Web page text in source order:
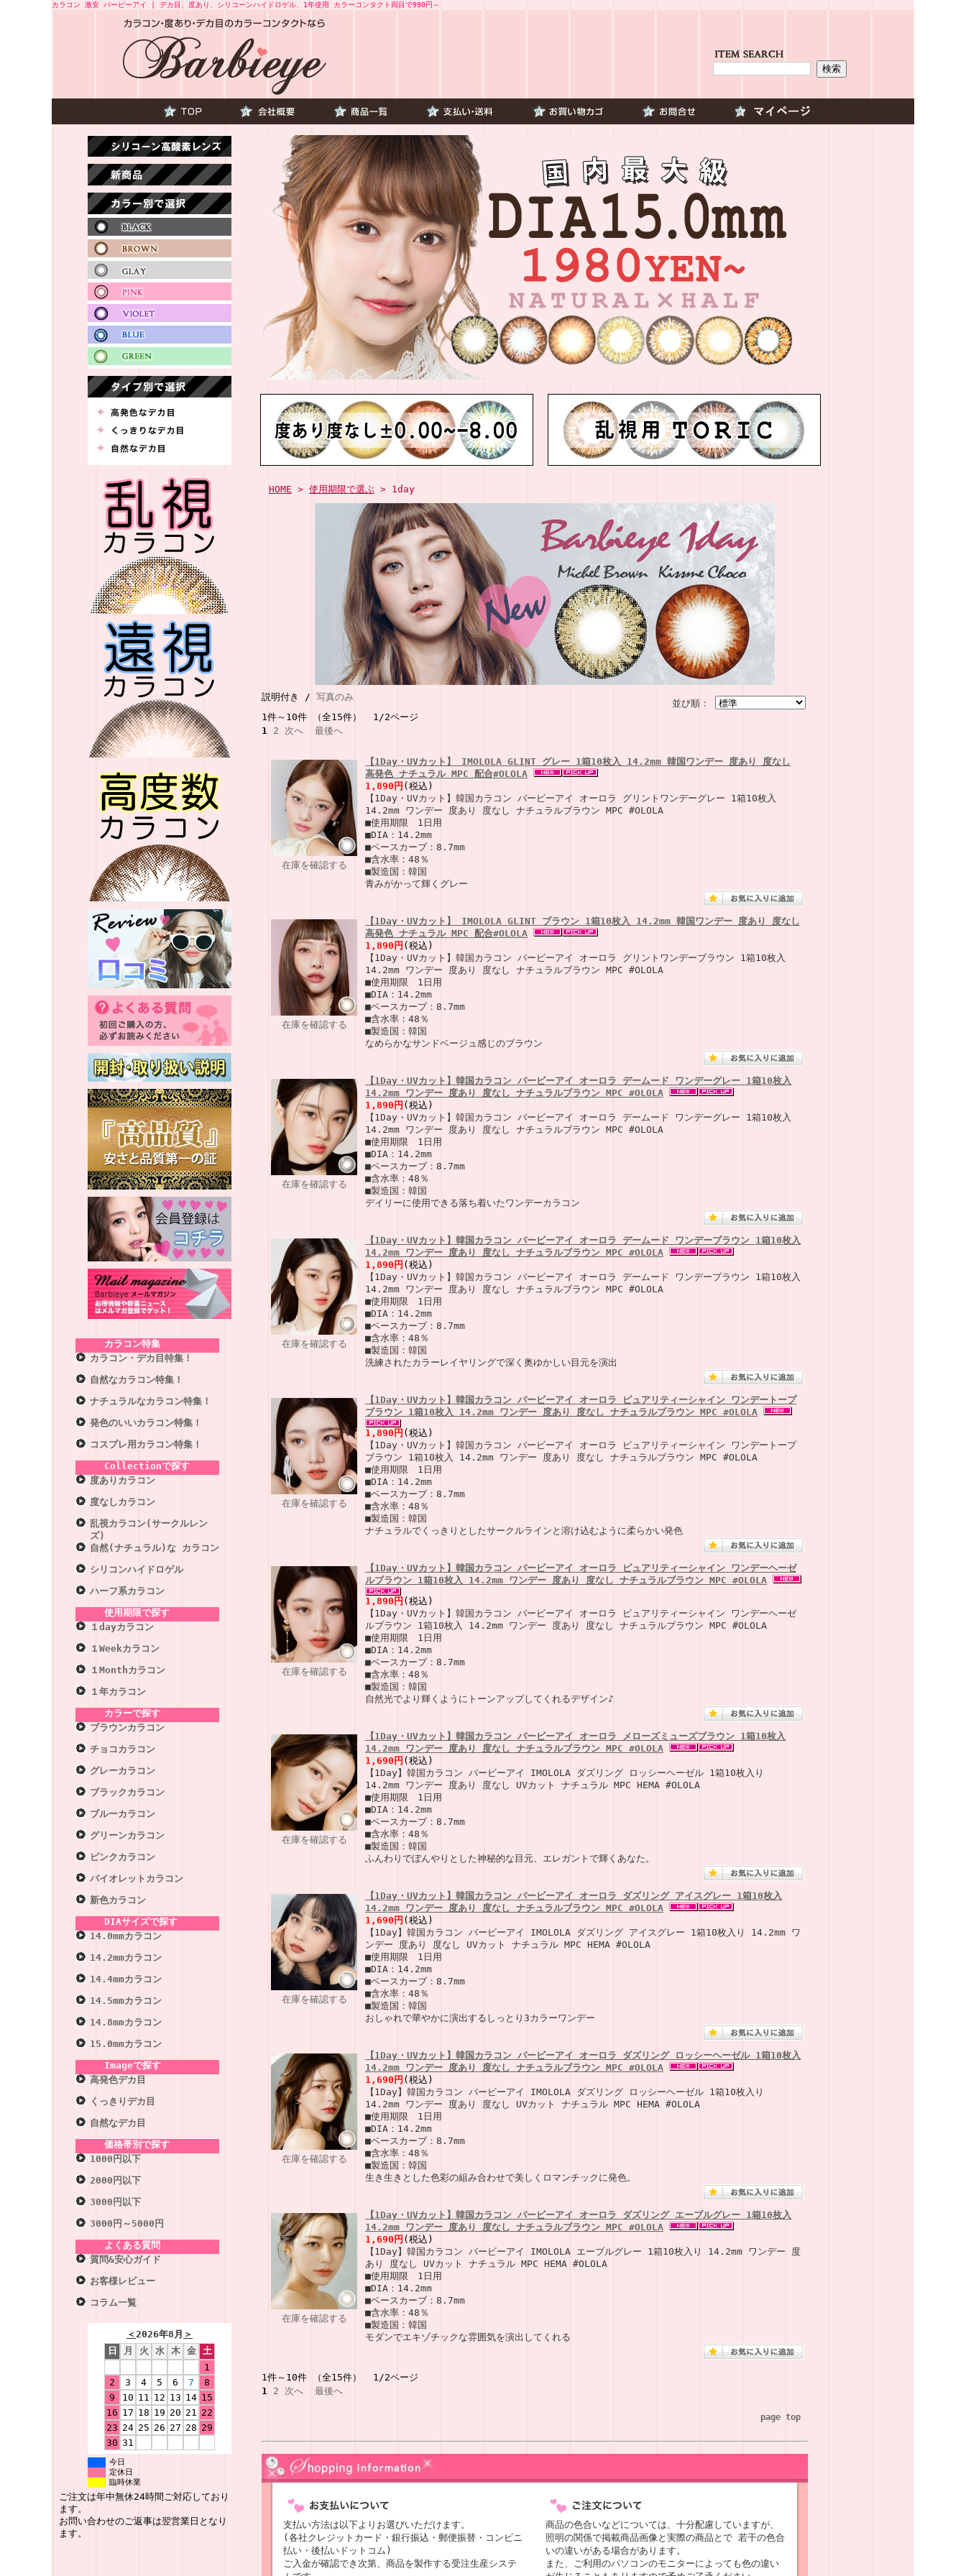
カラコン 激安 バービーアイ | デカ目、度あり、シリコーンハイドロゲル、1年使用 カラーコンタクト両目で990円～
カラコン特集
カラコン・デカ目特集！
自然なカラコン特集！
ナチュラルなカラコン特集！
発色のいいカラコン特集！
コスプレ用カラコン特集！
Collectionで探す
度ありカラコン
度なしカラコン
乱視カラコン(サークルレン
ズ)
自然(ナチュラル)な カラコン
シリコンハイドロゲル
ハーフ系カラコン
使用期限で探す
１dayカラコン
１Weekカラコン
１Monthカラコン
１年カラコン
カラーで探す
ブラウンカラコン
チョコカラコン
グレーカラコン
ブラックカラコン
ブルーカラコン
グリーンカラコン
ピンクカラコン
バイオレットカラコン
新色カラコン
DIAサイズで探す
14.0mmカラコン
14.2mmカラコン
14.4mmカラコン
14.5mmカラコン
14.8mmカラコン
15.0mmカラコン
Imageで探す
高発色デカ目
くっきりデカ目
自然なデカ目
価格帯別で探す
1000円以下
2000円以下
3000円以下
3000円～5000円
よくある質問
質問&安心ガイド
お客様レビュー
コラム一覧
＜2026年8月 ＞
日
月 火 水 木 金
土
1
2
3 4 5 6 7
8
9
10 11 12 13 14 15
16 17 18 19 20 21 22
23 24 25 26 27 28 29
30 31
今日
定休日
臨時休業
ご注文は年中無休24時間ご対応しており
ます。
お問い合わせのご返事は翌営業日となり
ます。
HOME > 使用期限で選ぶ > 1day
並び順：
説明付き / 写真のみ
1件～10件 （全15件） 1/2ページ
1 2 次へ 最後へ
在庫を確認する
【1Day・UVカット】 IMOLOLA GLINT グレー 1箱10枚入 14.2mm 韓国ワンデー 度あり 度なし
高発色 ナチュラル MPC 配合#OLOLA
1,890円 (税込)
【1Day・UVカット】韓国カラコン バービーアイ オーロラ グリントワンデーグレー 1箱10枚入
14.2mm ワンデー 度あり 度なし ナチュラルブラウン MPC #OLOLA
■使用期限 1日用
■DIA：14.2mm
■ベースカーブ：8.7mm
■含水率：48％
■製造国：韓国
青みがかって輝くグレー
在庫を確認する
【1Day・UVカット】 IMOLOLA GLINT ブラウン 1箱10枚入 14.2mm 韓国ワンデー 度あり 度なし
高発色 ナチュラル MPC 配合#OLOLA
1,890円 (税込)
【1Day・UVカット】韓国カラコン バービーアイ オーロラ グリントワンデーブラウン 1箱10枚入
14.2mm ワンデー 度あり 度なし ナチュラルブラウン MPC #OLOLA
■使用期限 1日用
■DIA：14.2mm
■ベースカーブ：8.7mm
■含水率：48％
■製造国：韓国
なめらかなサンドベージュ感じのブラウン
在庫を確認する
【1Day・UVカット】韓国カラコン バービーアイ オーロラ デームード ワンデーグレー 1箱10枚入
14.2mm ワンデー 度あり 度なし ナチュラルブラウン MPC #OLOLA
1,890円 (税込)
【1Day・UVカット】韓国カラコン バービーアイ オーロラ デームード ワンデーグレー 1箱10枚入
14.2mm ワンデー 度あり 度なし ナチュラルブラウン MPC #OLOLA
■使用期限 1日用
■DIA：14.2mm
■ベースカーブ：8.7mm
■含水率：48％
■製造国：韓国
デイリーに使用できる落ち着いたワンデーカラコン
在庫を確認する
【1Day・UVカット】韓国カラコン バービーアイ オーロラ デームード ワンデーブラウン 1箱10枚入
14.2mm ワンデー 度あり 度なし ナチュラルブラウン MPC #OLOLA
1,890円 (税込)
【1Day・UVカット】韓国カラコン バービーアイ オーロラ デームード ワンデーブラウン 1箱10枚入
14.2mm ワンデー 度あり 度なし ナチュラルブラウン MPC #OLOLA
■使用期限 1日用
■DIA：14.2mm
■ベースカーブ：8.7mm
■含水率：48％
■製造国：韓国
洗練されたカラーレイヤリングで深く奥ゆかしい目元を演出
在庫を確認する
【1Day・UVカット】韓国カラコン バービーアイ オーロラ ピュアリティーシャイン ワンデートープ
ブラウン 1箱10枚入 14.2mm ワンデー 度あり 度なし ナチュラルブラウン MPC #OLOLA
1,890円 (税込)
【1Day・UVカット】韓国カラコン バービーアイ オーロラ ピュアリティーシャイン ワンデートープ
ブラウン 1箱10枚入 14.2mm ワンデー 度あり 度なし ナチュラルブラウン MPC #OLOLA
■使用期限 1日用
■DIA：14.2mm
■ベースカーブ：8.7mm
■含水率：48％
■製造国：韓国
ナチュラルでくっきりとしたサークルラインと溶け込むように柔らかい発色
在庫を確認する
【1Day・UVカット】韓国カラコン バービーアイ オーロラ ピュアリティーシャイン ワンデーヘーゼ
ルブラウン 1箱10枚入 14.2mm ワンデー 度あり 度なし ナチュラルブラウン MPC #OLOLA
1,890円 (税込)
【1Day・UVカット】韓国カラコン バービーアイ オーロラ ピュアリティーシャイン ワンデーヘーゼ
ルブラウン 1箱10枚入 14.2mm ワンデー 度あり 度なし ナチュラルブラウン MPC #OLOLA
■使用期限 1日用
■DIA：14.2mm
■ベースカーブ：8.7mm
■含水率：48％
■製造国：韓国
自然光でより輝くようにトーンアップしてくれるデザイン♪
在庫を確認する
【1Day・UVカット】韓国カラコン バービーアイ オーロラ メローズミューズブラウン 1箱10枚入
14.2mm ワンデー 度あり 度なし ナチュラルブラウン MPC #OLOLA
1,690円 (税込)
【1Day】韓国カラコン バービーアイ IMOLOLA ダズリング ロッシーヘーゼル 1箱10枚入り
14.2mm ワンデー 度あり 度なし UVカット ナチュラル MPC HEMA #OLOLA
■使用期限 1日用
■DIA：14.2mm
■ベースカーブ：8.7mm
■含水率：48％
■製造国：韓国
ふんわりでぼんやりとした神秘的な目元、エレガントで輝くあなた。
在庫を確認する
【1Day・UVカット】韓国カラコン バービーアイ オーロラ ダズリング アイスグレー 1箱10枚入
14.2mm ワンデー 度あり 度なし ナチュラルブラウン MPC #OLOLA
1,690円 (税込)
【1Day】韓国カラコン バービーアイ IMOLOLA ダズリング アイスグレー 1箱10枚入り 14.2mm ワ
ンデー 度あり 度なし UVカット ナチュラル MPC HEMA #OLOLA
■使用期限 1日用
■DIA：14.2mm
■ベースカーブ：8.7mm
■含水率：48％
■製造国：韓国
おしゃれで華やかに演出するしっとり3カラーワンデー
在庫を確認する
【1Day・UVカット】韓国カラコン バービーアイ オーロラ ダズリング ロッシーヘーゼル 1箱10枚入
14.2mm ワンデー 度あり 度なし ナチュラルブラウン MPC #OLOLA
1,690円 (税込)
【1Day】韓国カラコン バービーアイ IMOLOLA ダズリング ロッシーヘーゼル 1箱10枚入り
14.2mm ワンデー 度あり 度なし UVカット ナチュラル MPC HEMA #OLOLA
■使用期限 1日用
■DIA：14.2mm
■ベースカーブ：8.7mm
■含水率：48％
■製造国：韓国
生き生きとした色彩の組み合わせで美しくロマンチックに発色。
在庫を確認する
【1Day・UVカット】韓国カラコン バービーアイ オーロラ ダズリング エーブルグレー 1箱10枚入
14.2mm ワンデー 度あり 度なし ナチュラルブラウン MPC #OLOLA
1,690円 (税込)
【1Day】韓国カラコン バービーアイ IMOLOLA エーブルグレー 1箱10枚入り 14.2mm ワンデー 度
あり 度なし UVカット ナチュラル MPC HEMA #OLOLA
■使用期限 1日用
■DIA：14.2mm
■ベースカーブ：8.7mm
■含水率：48％
■製造国：韓国
モダンでエキゾチックな雰囲気を演出してくれる
1件～10件 （全15件） 1/2ページ
1 2 次へ 最後へ
page top
支払い方法は以下よりお選びいただけます。
(各社クレジットカード・銀行振込・郵便振替・コンビニ
払い・後払いドットコム)
ご入金が確認でき次第、商品を製作する受注生産システ
商品の色合いなどについては、十分配慮していますが、
照明の関係で掲載商品画像と実際の商品とで 若干の色合
いの違いがある場合があります。
また、ご利用のパソコンのモニターによっても色の違い